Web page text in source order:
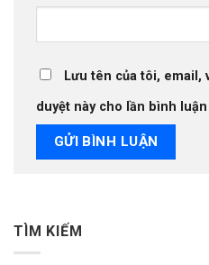
Lưu tên của tôi,
duyệt này cho lần bình
TÌM KIẾM